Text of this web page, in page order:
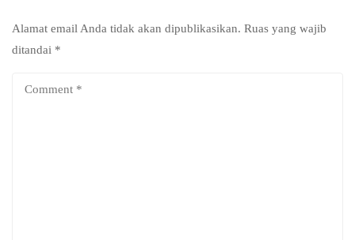
Alamat email Anda tidak akan dipublikasikan. Ruas yang wajib
ditandai *